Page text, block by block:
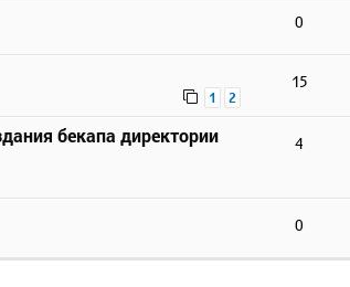
0
1 2
15
бекапа директории
4
0